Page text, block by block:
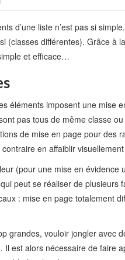
d’une liste n’est pas si
(classes différentes). Grâce à
et efficace…
éléments imposent une mise
pas tous de même classe
de mise en page pour des
en affaiblir
(pour une mise en
peut se réaliser de plusieurs
: mise en page totalement
grandes, vouloir jongler avec
est alors nécessaire de faire